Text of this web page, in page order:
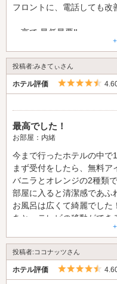
フロントに、電話しても改
一言で 最低最悪‼
投稿者:みきてぃさん
ホテル評価 5
最高でした！
お部屋：内緒
今まで行ったホテルの中で
まず受付をしたら、無料ア
バニラとオレンジの2種類
部屋に入ると清潔感であふ
お風呂は広くて綺麗でした！
あと、テレビの移動ができ
ソファーでしか見えないの
稼動式だったのでベットで
また利用したいです！
投稿者:ココナッツさん
ホテル評価 5